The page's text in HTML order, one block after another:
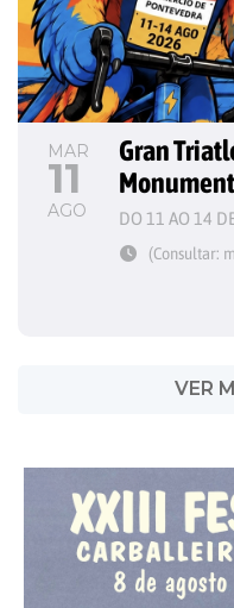
MAR
11
AGO
Gran
DO 11 AO 14
(Consultar:
VER